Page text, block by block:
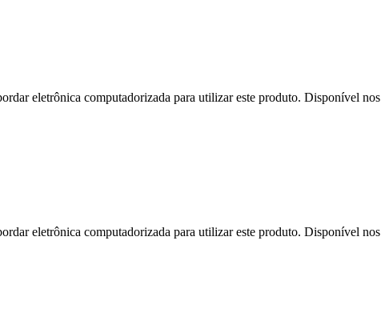
eletrônica computadorizada para utilizar este produto. Disponível nos
eletrônica computadorizada para utilizar este produto. Disponível nos